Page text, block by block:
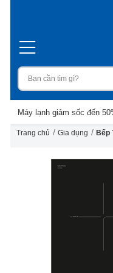
Máy lạnh giảm sốc đến
Trang chủ / Gia dụng / Bếp